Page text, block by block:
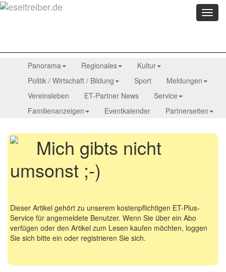
Menü
Panorama Regionales
Kultur
Politik / Wirtschaft / Bildung
Sport
Meldungen
Vereinsleben
ET-Partner News
Service
Familienanzeigen
Eventkalender Partnerseiten
Mich gibts nicht
umsonst ;-)
Dieser Artikel gehört zu unserem kostenpflichtigen ET-Plus-
Service für angemeldete Benutzer. Wenn Sie über ein Abo
verfügen oder den Artikel zum Lesen kaufen möchten, loggen
Sie sich bitte ein oder registrieren Sie sich.